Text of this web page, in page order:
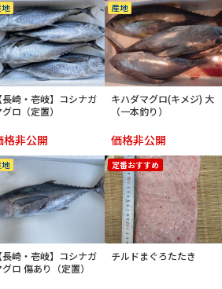
【長崎・壱岐】コシナガ
グロ（定置）
格非公開
産地
キハダマグロ(キメジ) 大
（一本釣り）
価格非公開
【長崎・壱岐】コシナガ
グロ 傷あり（定置）
定番おすすめ
チルドまぐろたたき